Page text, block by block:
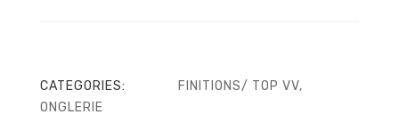
CATEGORIES: FINITIONS/ TOP VV,
ONGLERIE